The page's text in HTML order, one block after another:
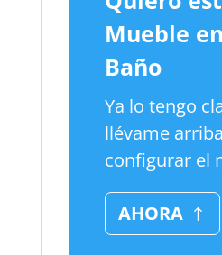
Mueble
Baño
Ya lo tengo
llévame
configurar el
AHORA